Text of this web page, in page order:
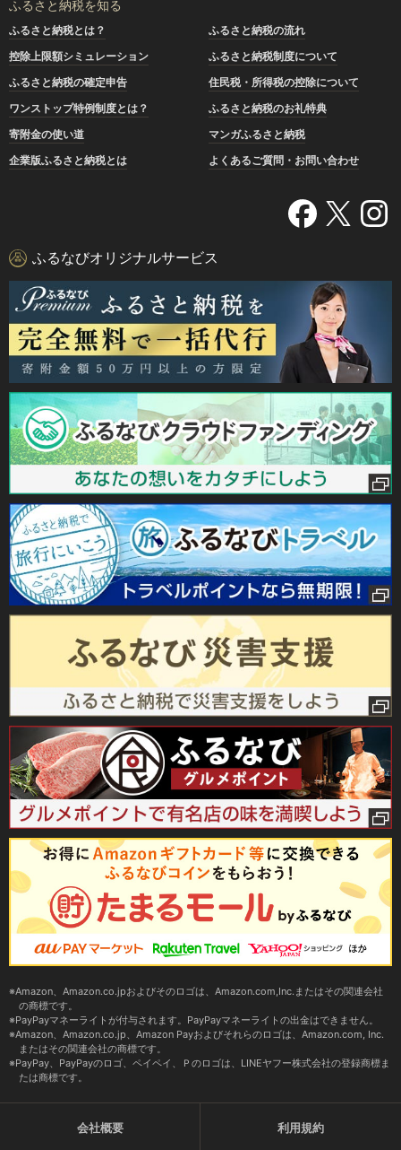
ふるさと納税を知る
ふるさと納税とは？
ふるさと納税の流れ
控除上限額シミュレーション
ふるさと納税制度について
ふるさと納税の確定申告
住民税・所得税の控除について
ワンストップ特例制度とは？
ふるさと納税のお礼特典
寄附金の使い道
マンガふるさと納税
企業版ふるさと納税とは
よくあるご質問・お問い合わせ
ふるなびオリジナルサービス
Amazon、Amazon.co.jpおよびそのロゴは、Amazon.com,Inc.またはその関連会社
の商標です。
PayPayマネーライトが付与されます。PayPayマネーライトの出金はできません。
Amazon、Amazon.co.jp、Amazon Payおよびそれらのロゴは、Amazon.com, Inc.
またはその関連会社の商標です。
PayPay、PayPayのロゴ、ペイペイ、Ｐのロゴは、LINEヤフー株式会社の登録商標ま
たは商標です。
会社概要 利用規約